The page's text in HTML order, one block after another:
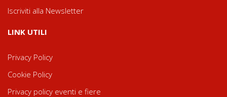
Iscriviti alla Newsletter
LINK UTILI
Privacy Policy
Cookie Policy
Privacy policy eventi e fiere